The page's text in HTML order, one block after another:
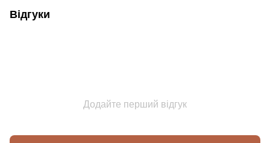
Відгуки
Додайте перший відгук